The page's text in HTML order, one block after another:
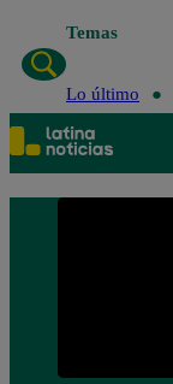
Temas
Lo último